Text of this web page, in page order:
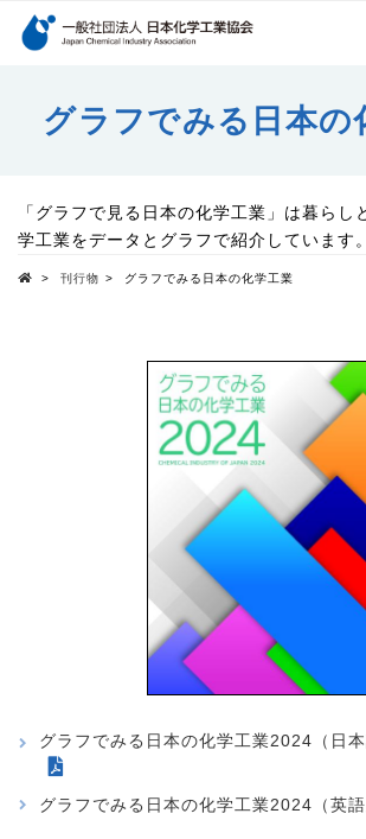
検索キーワード
グラフでみる日本の
「グラフで見る日本の化学工業」は暮らし
学工業をデータとグラフで紹介しています。
> 刊行物 > グラフでみる日本の化学工業
グラフでみる日本の化学工業2024（日
グラフでみる日本の化学工業2024（英